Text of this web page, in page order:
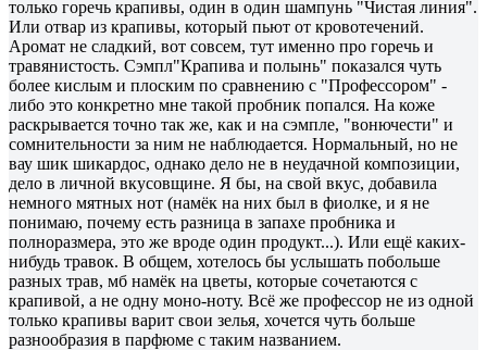
только горечь крапивы, один в один шампунь "Чистая линия".
Или отвар из крапивы, который пьют от кровотечений.
Аромат не сладкий, вот совсем, тут именно про горечь и
травянистость. Сэмпл"Крапива и полынь" показался чуть
более кислым и плоским по сравнению с "Профессором" -
либо это конкретно мне такой пробник попался. На коже
раскрывается точно так же, как и на сэмпле, "вонючести" и
сомнительности за ним не наблюдается. Нормальный, но не
вау шик шикардос, однако дело не в неудачной композиции,
дело в личной вкусовщине. Я бы, на свой вкус, добавила
немного мятных нот (намёк на них был в фиолке, и я не
понимаю, почему есть разница в запахе пробника и
полноразмера, это же вроде один продукт...). Или ещё каких-
нибудь травок. В общем, хотелось бы услышать побольше
разных трав, мб намёк на цветы, которые сочетаются с
крапивой, а не одну моно-ноту. Всё же профессор не из одной
только крапивы варит свои зелья, хочется чуть больше
разнообразия в парфюме с таким названием.